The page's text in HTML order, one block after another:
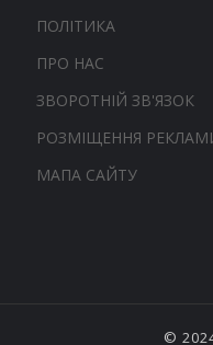
ПОЛІТИКА
ПРО НАС
ЗВОРОТНІЙ ЗВ'ЯЗОК
РОЗМІЩЕННЯ
МАПА САЙТУ
©